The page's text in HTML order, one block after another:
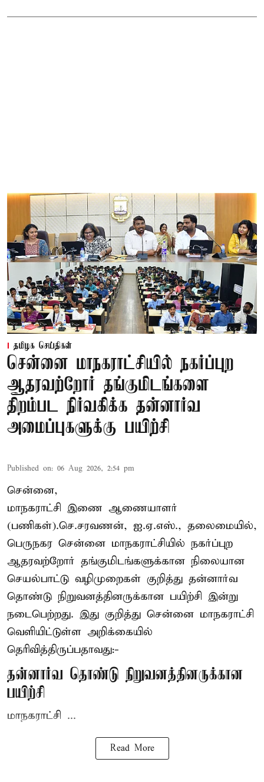
தமிழக செய்திகள்
சென்னை மாநகராட்சியில் நகர்ப்புற
ஆதரவற்றோர் தங்குமிடங்களை
திறம்பட நிர்வகிக்க தன்னார்வ
அமைப்புகளுக்கு பயிற்சி
Published on: 06 Aug 2026, 2:54 pm
சென்னை,
மாநகராட்சி இணை ஆணையாளர்
(பணிகள்).செ.சரவணன், ஐ.ஏ.எஸ்., தலைமையில்,
பெருநகர சென்னை மாநகராட்சியில் நகர்ப்புற
ஆதரவற்றோர் தங்குமிடங்களுக்கான நிலையான
செயல்பாட்டு வழிமுறைகள் குறித்து தன்னார்வ
தொண்டு நிறுவனத்தினருக்கான பயிற்சி இன்று
நடைபெற்றது. இது குறித்து சென்னை மாநகராட்சி
வெளியிட்டுள்ள அறிக்கையில்
தெரிவித்திருப்பதாவது:-
தன்னார்வ தொண்டு நிறுவனத்தினருக்கான
பயிற்சி
மாநகராட்சி ...
Read More